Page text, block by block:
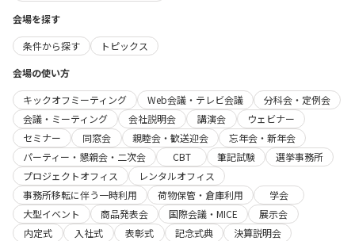
会場を探す
条件から探す
トピックス
会場の使い方
キックオフミーティング
Web会議・テレビ会議
分科会・定例会
会議・ミーティング
会社説明会 講演会
ウェビナー
セミナー
同窓会 親睦会・歓送迎会
忘年会・新年会
パーティー・懇親会・二次会
CBT 筆記試験
選挙事務所
プロジェクトオフィス
レンタルオフィス
事務所移転に伴う一時利用
荷物保管・倉庫利用
学会
大型イベント
商品発表会 国際会議・MICE
展示会
内定式
入社式 表彰式 記念式典
決算説明会